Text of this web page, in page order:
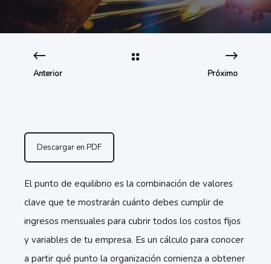
Anterior Próximo
Descargar en PDF
El punto de equilibrio es la combinación de valores
clave que te mostrarán cuánto debes cumplir de
ingresos mensuales para cubrir todos los costos fijos
y variables de tu empresa. Es un cálculo para conocer
a partir qué punto la organización comienza a obtener